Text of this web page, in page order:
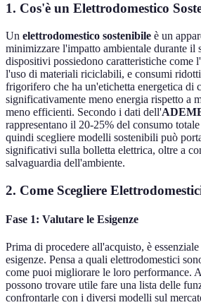
1. Cos'è un Elettrodomestico
Un elettrodomestico sostenibile è un
minimizzare l'impatto ambientale durante il
dispositivi possiedono caratteristiche come
l'uso di materiali riciclabili, e consumi
frigorifero che ha un'etichetta energetica di
significativamente meno energia rispetto a
meno efficienti. Secondo i dati dell'
rappresentano il 20-25% del consumo
quindi scegliere modelli sostenibili può
significativi sulla bolletta elettrica, oltre a
salvaguardia dell'ambiente.
2. Come Scegliere
Fase 1: Valutare le Esigenze
Prima di procedere all'acquisto, è
esigenze. Pensa a quali elettrodomestici
come puoi migliorare le loro performance.
possono trovare utile fare una lista delle
confrontarle con i diversi modelli sul